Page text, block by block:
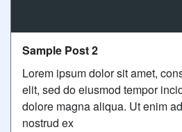
Sample Post 2
Lorem ipsum dolor sit amet,
elit, sed do eiusmod tempor
dolore magna aliqua. Ut enim
nostrud ex